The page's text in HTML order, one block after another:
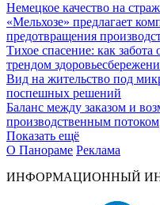
Немецкое качество на
«Мельхозе» предлагает
предотвращения
Тихое спасение: как
трендом
Вид на жительство под
поспешных решений
Баланс между заказом и
производственным потоком
Показать ещё
О Панораме Реклама
ИНФОРМАЦИОННЫЙ